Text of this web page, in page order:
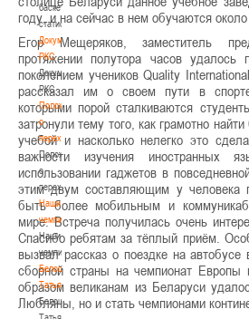
баскетбольной
статистике
Документы
РКС
Документы
РКС
Положение
о
переходах
Положение
о
переходах
Наши
чемпионы
Наши
чемпионы
Белошапко
Татьяна
Белошапко
Татьяна
году, и на сейчас в нем обучаются
Егор Мещеряков, заместитель
протяжении полутора часов
поколением учеников Quality
рассказал им о своем пути в
которыми порой сталкиваются
затронули тему того, как грамотно
учебой и насколько нелегко это
важности изучения иностранных
использовании гаджетов в
этим двум составляющим у человека
быть более мобильным и
мире. Встреча получилась очень
Спасибо ребятам за тёплый приём.
вызвал рассказ о поездке на
сборной страны на чемпионат
образом великанам из Беларуси
Любляны, но и стать чемпионами